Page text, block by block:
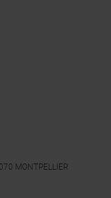
MONTPELLIER